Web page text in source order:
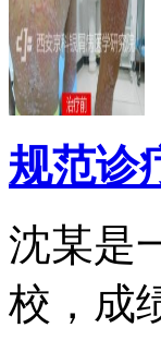
规范诊
沈某是
校，成